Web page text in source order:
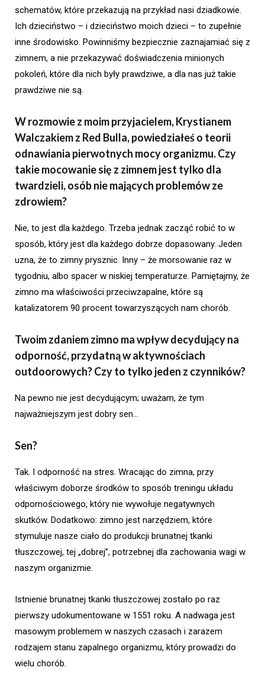
schematów, które przekazują na przykład nasi dziadkowie.
Ich dzieciństwo – i dzieciństwo moich dzieci – to zupełnie
inne środowisko. Powinniśmy bezpiecznie zaznajamiać się z
zimnem, a nie przekazywać doświadczenia minionych
pokoleń, które dla nich były prawdziwe, a dla nas już takie
prawdziwe nie są.
W rozmowie z moim przyjacielem, Krystianem
Walczakiem z Red Bulla, powiedziałeś o teorii
odnawiania pierwotnych mocy organizmu. Czy
takie mocowanie się z zimnem jest tylko dla
twardzieli, osób nie mających problemów ze
zdrowiem?
Nie, to jest dla każdego. Trzeba jednak zacząć robić to w
sposób, który jest dla każdego dobrze dopasowany. Jeden
uzna, że to zimny prysznic. Inny – że morsowanie raz w
tygodniu, albo spacer w niskiej temperaturze. Pamiętajmy, że
zimno ma właściwości przeciwzapalne, które są
katalizatorem 90 procent towarzyszących nam chorób.
Twoim zdaniem zimno ma wpływ decydujący na
odporność, przydatną w aktywnościach
outdoorowych? Czy to tylko jeden z czynników?
Na pewno nie jest decydującym; uważam, że tym
najważniejszym jest dobry sen…
Sen?
Tak. I odporność na stres. Wracając do zimna, przy
właściwym doborze środków to sposób treningu układu
odpornościowego, który nie wywołuje negatywnych
skutków. Dodatkowo: zimno jest narzędziem, które
stymuluje nasze ciało do produkcji brunatnej tkanki
tłuszczowej, tej „dobrej”, potrzebnej dla zachowania wagi w
naszym organizmie.
Istnienie brunatnej tkanki tłuszczowej zostało po raz
pierwszy udokumentowane w 1551 roku. A nadwaga jest
masowym problemem w naszych czasach i zarazem
rodzajem stanu zapalnego organizmu, który prowadzi do
wielu chorób.